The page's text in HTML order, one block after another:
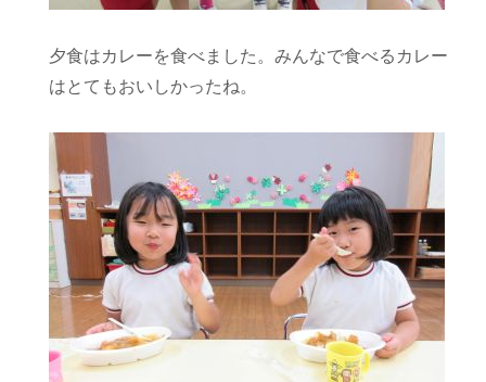
夕食はカレーを食べました。みんなで食べるカレー
はとてもおいしかったね。